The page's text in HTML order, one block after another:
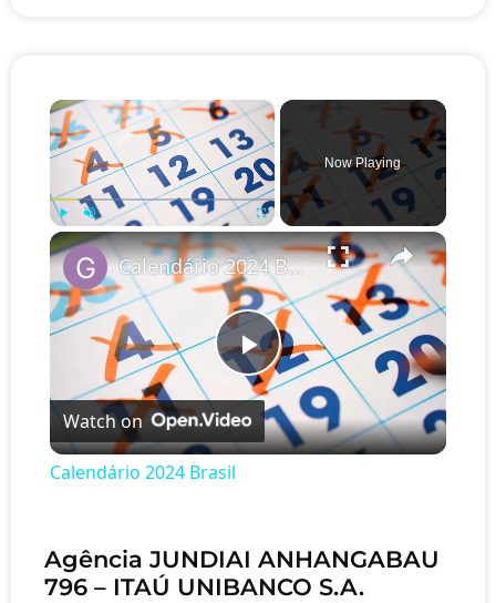
×
Unmute Fullscreen
Now Playing
×
Play Video
Calendário 2024 Brasil
Watch on
Calendário 2024 Brasil
Agência JUNDIAI ANHANGABAU
796 – ITAÚ UNIBANCO S.A.